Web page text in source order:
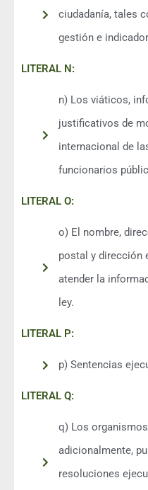
ciudadanía, tales
gestión e
LITERAL N:
n) Los viáticos,
justificativos de
internacional de
funcionarios
LITERAL O:
o) El nombre,
postal y dirección
atender la
ley.
LITERAL P:
p) Sentencias
LITERAL Q:
q) Los
adicionalmente,
resoluciones